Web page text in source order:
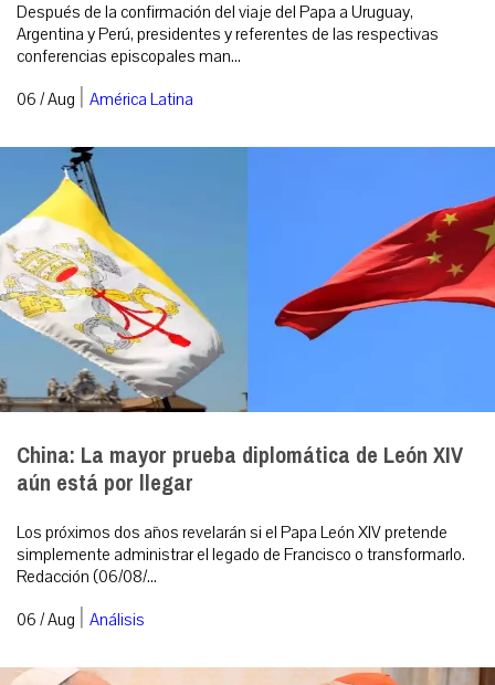
Después de la confirmación del viaje del Papa a Uruguay,
Argentina y Perú, presidentes y referentes de las respectivas
conferencias episcopales man...
06 / Aug | América Latina
China: La mayor prueba diplomática de León XIV
aún está por llegar
Los próximos dos años revelarán si el Papa León XIV pretende
simplemente administrar el legado de Francisco o transformarlo.
Redacción (06/08/...
06 / Aug | Análisis